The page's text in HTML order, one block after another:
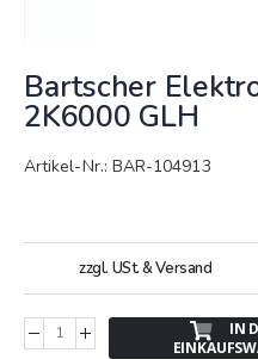
zum
Anfang
der
Bildergalerie
Bartscher
2K6000 GLH
Artikel-Nr.: BAR-104913
zzgl. USt. & Versand
IN